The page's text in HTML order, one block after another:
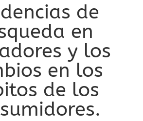
de
en
y los
en los
de los